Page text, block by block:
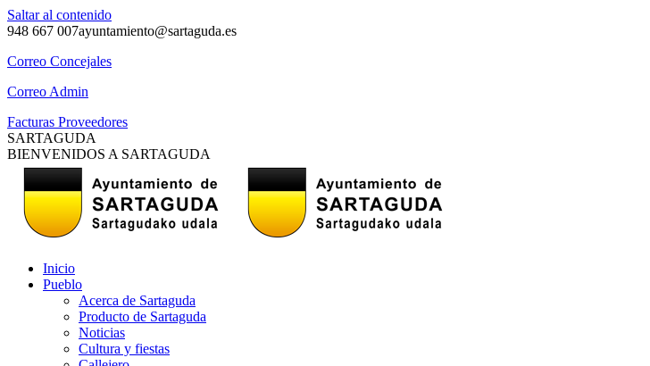
Saltar al contenido
948 667 007ayuntamiento@sartaguda.es
Correo Concejales
Correo Admin
Facturas Proveedores
SARTAGUDA
BIENVENIDOS A SARTAGUDA
Inicio
Pueblo
Acerca de Sartaguda
Producto de Sartaguda
Noticias
Cultura y fiestas